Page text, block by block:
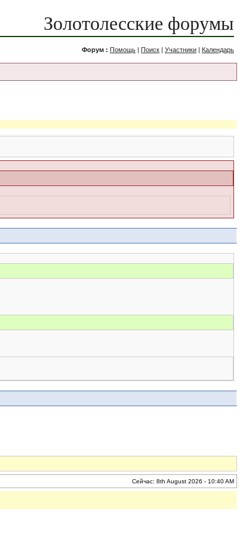
Золотолесские форумы
Форум : Помощь | Поиск | Участники | Календарь
Сейчас: 8th August 2026 - 10:40 AM